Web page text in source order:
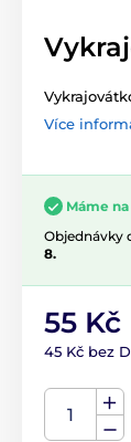
Více
Máme
Objednávky
8.
55 Kč
45 Kč bez